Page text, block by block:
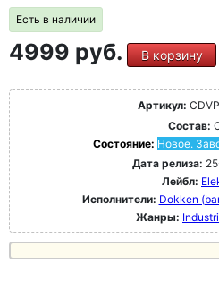
Есть в наличии
4999 руб. В корзину
Артикул:
Состав:
Состояние: Новое.
Дата релиза:
Лейбл:
Исполнители: Dokken
Жанры: